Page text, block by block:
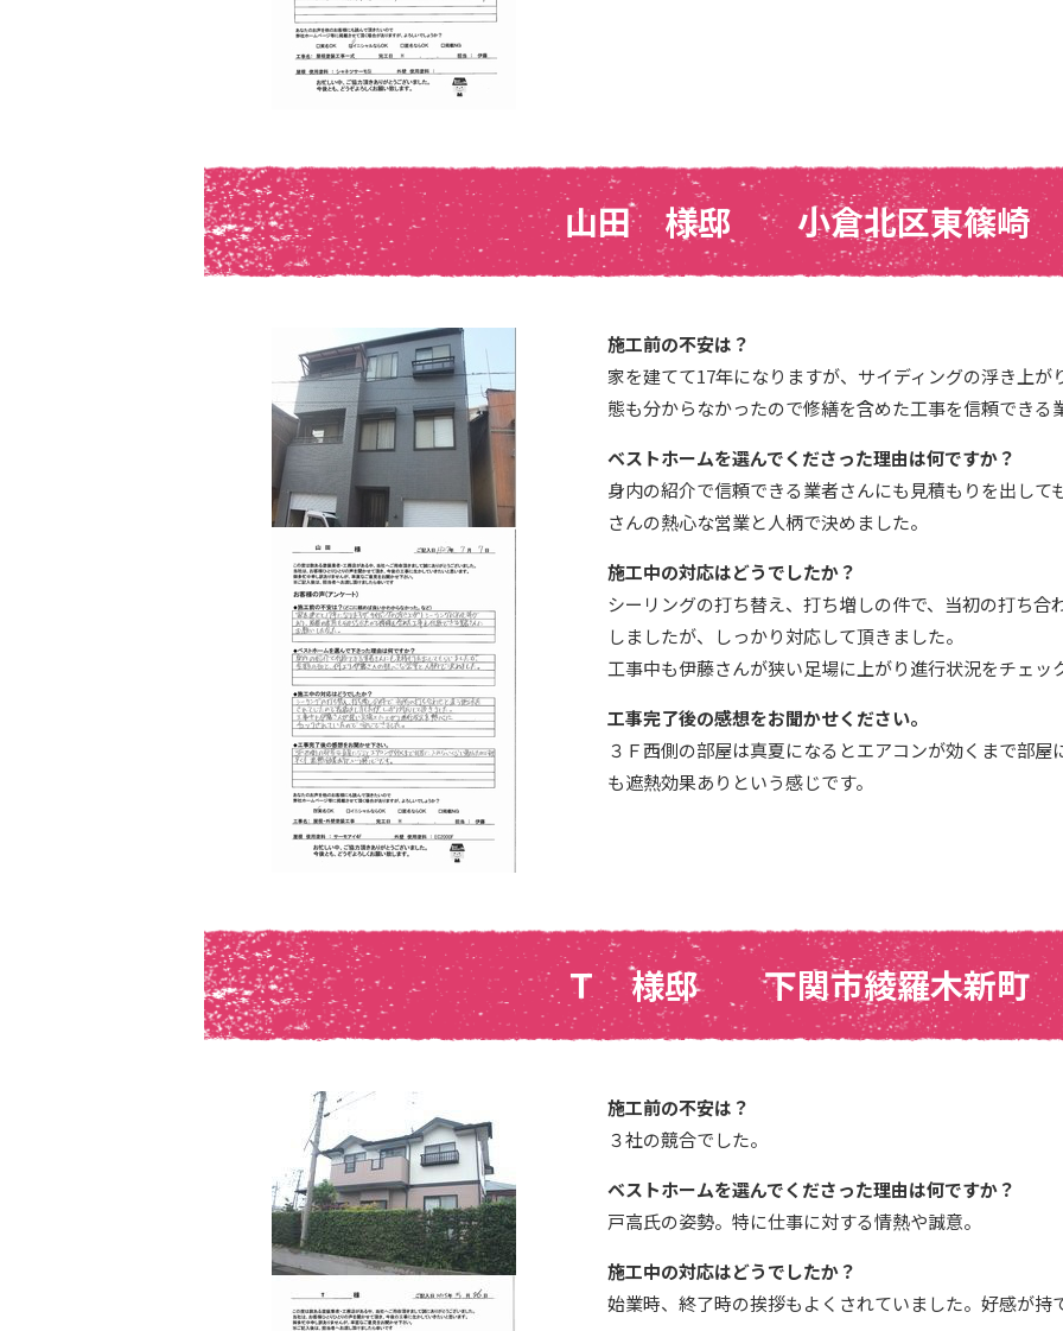
山田 様邸 小倉北区東篠崎
施工前の不安は？
家を建てて17年になりますが、サイディングの浮き上
態も分からなかったので修繕を含めた工事を信頼できる
ベストホームを選んでくださった理由は何ですか？
身内の紹介で信頼できる業者さんにも見積もりを出し
さんの熱心な営業と人柄で決めました。
施工中の対応はどうでしたか？
シーリングの打ち替え、打ち増しの件で、当初の打ち
しましたが、しっかり対応して頂きました。
工事中も伊藤さんが狭い足場に上がり進行状況をチェ
工事完了後の感想をお聞かせください。
３Ｆ西側の部屋は真夏になるとエアコンが効くまで部
も遮熱効果ありという感じです。
Ｔ 様邸 下関市綾羅木新町
施工前の不安は？
３社の競合でした。
ベストホームを選んでくださった理由は何ですか？
戸高氏の姿勢。特に仕事に対する情熱や誠意。
施工中の対応はどうでしたか？
始業時、終了時の挨拶もよくされていました。好感が持